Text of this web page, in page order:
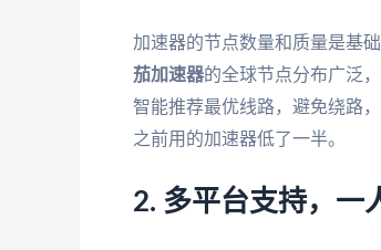
加速器的节点数量和质量是基
茄加速器的全球节点分布广泛
智能推荐最优线路，避免绕路
之前用的加速器低了一半。
2. 多平台支持，